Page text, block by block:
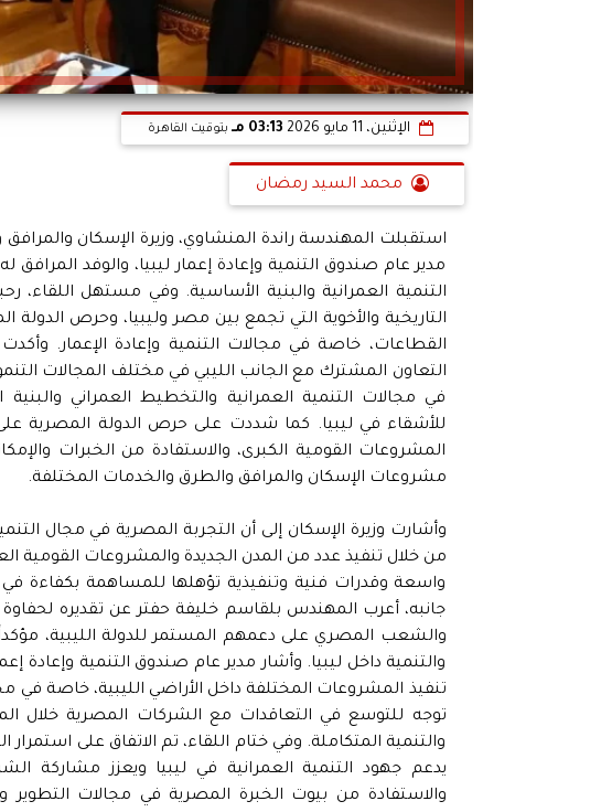
الإثنين، 11 مايو 2026 03:13 مـ بتوقيت القاهرة
محمد السيد رمضان
استقبلت المهندسة راندة المنشاوي، وزيرة الإسكان
مدير عام صندوق التنمية وإعادة إعمار ليبيا، والوفد
التنمية العمرانية والبنية الأساسية. وفي مستهل اللقاء،
التاريخية والأخوية التي تجمع بين مصر وليبيا، وحرص
القطاعات، خاصة في مجالات التنمية وإعادة الإعمار.
التعاون المشترك مع الجانب الليبي في مختلف المجالات
في مجالات التنمية العمرانية والتخطيط العمراني
للأشقاء في ليبيا. كما شددت على حرص الدولة المصرية على
المشروعات القومية الكبرى، والاستفادة من الخبرات
مشروعات الإسكان والمرافق والطرق والخدمات المختلفة.
وأشارت وزيرة الإسكان إلى أن التجربة المصرية في مجال
من خلال تنفيذ عدد من المدن الجديدة والمشروعات القومية
واسعة وقدرات فنية وتنفيذية تؤهلها للمساهمة بكفاءة في
جانبه، أعرب المهندس بلقاسم خليفة حفتر عن تقديره
والشعب المصري على دعمهم المستمر للدولة الليبية،
والتنمية داخل ليبيا. وأشار مدير عام صندوق التنمية وإعادة
تنفيذ المشروعات المختلفة داخل الأراضي الليبية، خاصة في
توجه للتوسع في التعاقدات مع الشركات المصرية خلال
والتنمية المتكاملة. وفي ختام اللقاء، تم الاتفاق على
يدعم جهود التنمية العمرانية في ليبيا ويعزز مشاركة
والاستفادة من بيوت الخبرة المصرية في مجالات